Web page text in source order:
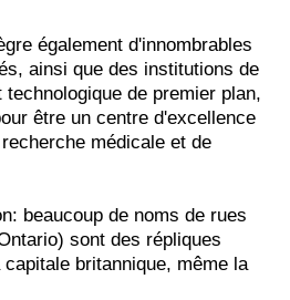
également d'innombrables
ainsi que des institutions de
de premier plan,
être un centre d'excellence
médicale et de
beaucoup de noms de rues
sont des répliques
britannique, même la